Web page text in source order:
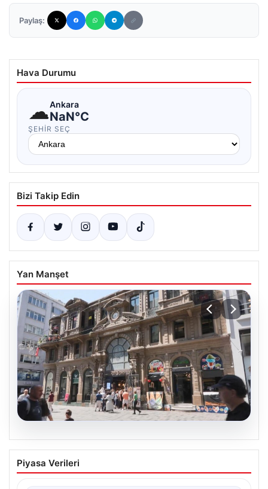
Paylaş:
Hava Durumu
☁Ankara
NaN°C
ŞEHIR SEÇ
Bizi Takip Edin
Yan Manşet
08.08.2026
Çiçek Pasajı’nın Görünümünde Yaşanan
Değişiklikler Tartışma Yarattı
Piyasa Verileri